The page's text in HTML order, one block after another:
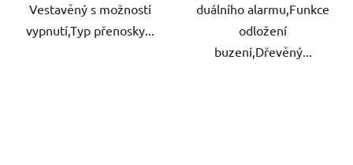
Vestavěný s možností
vypnutí,Typ přenosky...
duálního alarmu,Funkce
odložení
buzení,Dřevěný...